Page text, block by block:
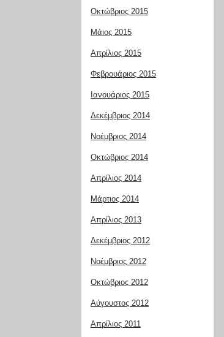
Οκτώβριος 2015
Μάιος 2015
Απρίλιος 2015
Φεβρουάριος 2015
Ιανουάριος 2015
Δεκέμβριος 2014
Νοέμβριος 2014
Οκτώβριος 2014
Απρίλιος 2014
Μάρτιος 2014
Απρίλιος 2013
Δεκέμβριος 2012
Νοέμβριος 2012
Οκτώβριος 2012
Αύγουστος 2012
Απρίλιος 2011